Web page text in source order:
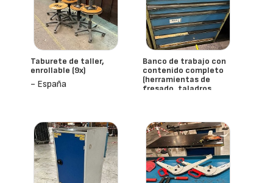
Taburete de taller,
enrollable (9x)
- España
Banco de trabajo con
contenido completo
(herramientas de
fresado, taladros